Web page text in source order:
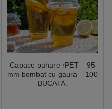
Capace pahare rPET – 95
mm bombat cu gaura – 100
BUCATA.